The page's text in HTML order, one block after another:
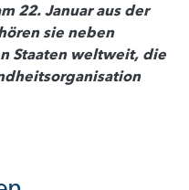
22. Januar aus der
sie neben
Staaten weltweit, die